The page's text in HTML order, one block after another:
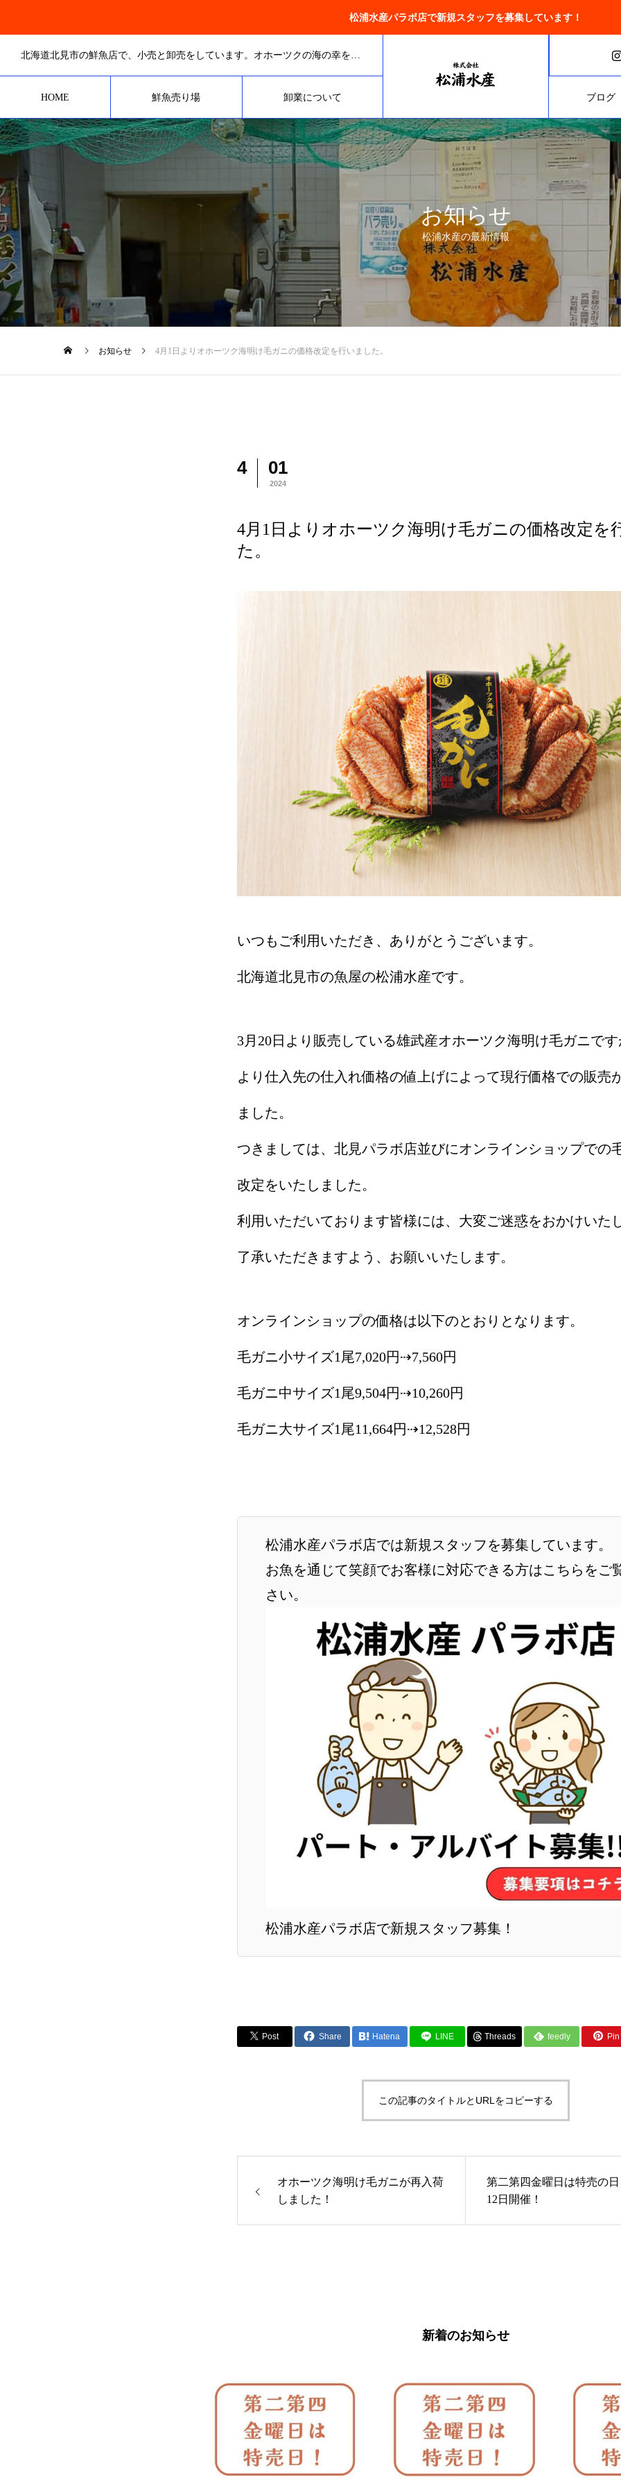
松浦水産パラボ店で新規スタッフを募集しています！
HOME 鮮魚売り場 卸業について ブログ
北海道北見市の鮮魚店で、小売と卸売をしています。オホーツクの海の幸を全国にお届けします。
お知らせ
松浦水産の最新情報
お知らせ 4月1日よりオホーツク海明け毛ガニの価格改定を行いました。
4 01
2024
4月1日よりオホーツク海明け毛ガニの価格改定を
た。
いつもご利用いただき、ありがとうございます。
北海道北見市の魚屋の松浦水産です。
3月20日より販売している雄武産オホーツク海明け毛ガニで
より仕入先の仕入れ価格の値上げによって現行価格での販売
ました。
つきましては、北見パラボ店並びにオンラインショップでの
改定をいたしました。
利用いただいております皆様には、大変ご迷惑をおかけいた
了承いただきますよう、お願いいたします。
オンラインショップの価格は以下のとおりとなります。
毛ガニ小サイズ1尾7,020円⇢7,560円
毛ガニ中サイズ1尾9,504円⇢10,260円
毛ガニ大サイズ1尾11,664円⇢12,528円
松浦水産パラボ店では新規スタッフを募集しています。
お魚を通じて笑顔でお客様に対応できる方はこちらをご
さい。
松浦水産パラボ店で新規スタッフ募集！
Post Share Hatena LINE Threads feedly
この記事のタイトルとURLをコピーする
オホーツク海明け毛ガニが再入荷
しました！
第二第四金曜日は特売の
12日開催！
新着のお知らせ